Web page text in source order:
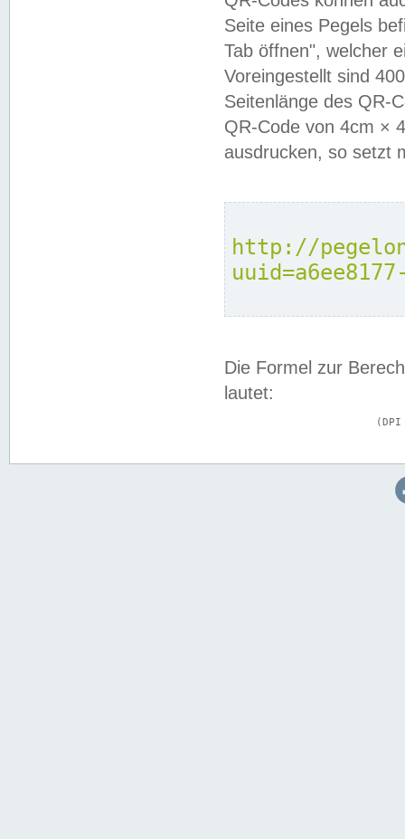
Seite eines Pegels
Tab öffnen", welcher
Voreingestellt sind
Seitenlänge des QR-
QR-Code von 4cm ×
ausdrucken, so setzt
http://
Die Formel zur
lautet: